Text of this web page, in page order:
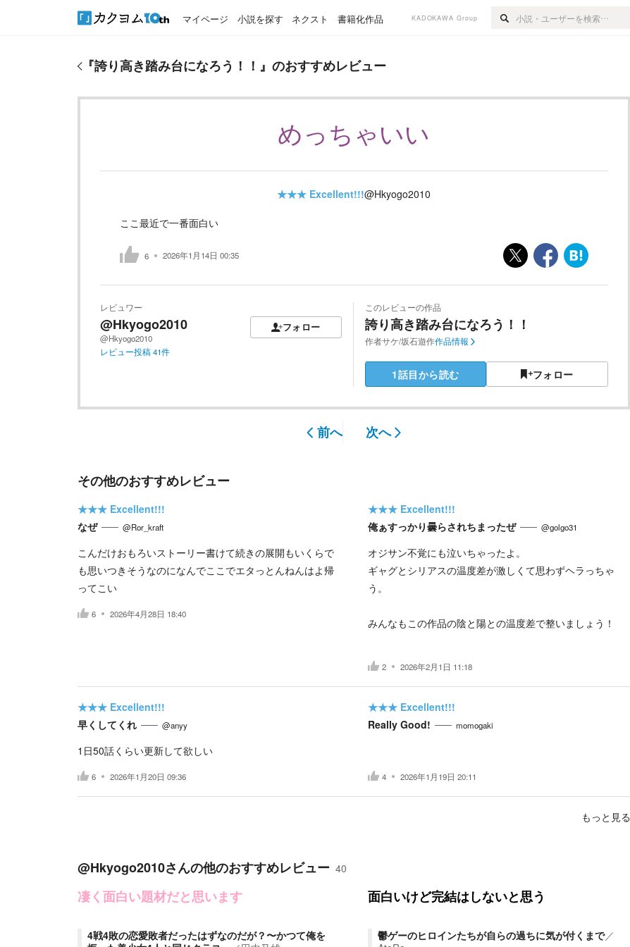
マイページ 小説を探す ネクスト 書籍化作品 KADOKAWA Group
『誇り高き踏み台になろう！！ 』のおすすめレビュー
めっちゃいい
★★★ Excellent!!!@Hkyogo2010
ここ最近で一番面白い
6 2026年1月14日 00:35
レビュワー
@Hkyogo2010
@Hkyogo2010
フォロー
レビュー投稿41件
このレビューの作品
誇り高き踏み台になろう！！
作者サケ/坂石遊作作品情報
1話目から読む フォロー
前へ 次へ
その他のおすすめレビュー
★★★ Excellent!!!
なぜ
@Ror_kraft
こんだけおもろいストーリー書けて続きの展開もいくらで
も思いつきそうなのになんでここでエタっとんねんはよ帰
ってこい
6 2026年4月28日 18:40
★★★ Excellent!!!
俺ぁすっかり曇らされちまったぜ
@golgo31
オジサン不覚にも泣いちゃったよ。
ギャグとシリアスの温度差が激しくて思わずヘラっちゃ
う。
みんなもこの作品の陰と陽との温度差で整いましょう！
2 2026年2月1日 11:18
★★★ Excellent!!!
早くしてくれ
@anyy
1日50話くらい更新して欲しい
6 2026年1月20日 09:36
★★★ Excellent!!!
Really Good!
momogaki
4 2026年1月19日 20:11
もっと見る
@Hkyogo2010さんの他のおすすめレビュー 40
凄く面白い題材だと思います
4戦4敗の恋愛敗者だったはずなのだが？〜かつて俺を
面白いけど完結はしないと思う
鬱ゲーのヒロインたちが自らの過ちに気が付くまで／